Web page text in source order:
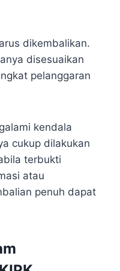
dikembalikan.
disesuaikan
pelanggaran
kendala
cukup dilakukan
terbukti
atau
penuh dapat